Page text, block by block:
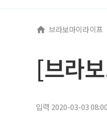
브라보마이라이프
[브라
입력 2020-03-03 08:00